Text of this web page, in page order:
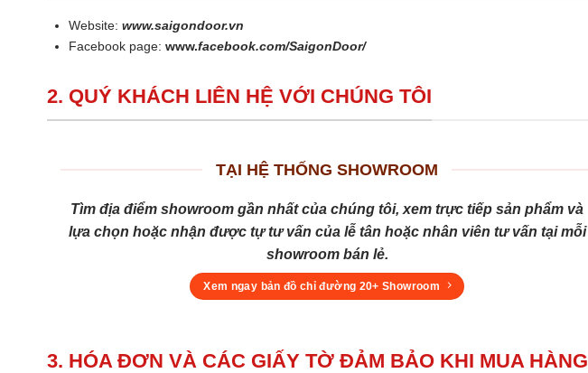
Website:www.saigondoor.vn
Facebook page:www.facebook.com/SaigonDoor/
2. QUÝ KHÁCH LIÊN HỆ VỚI CHÚNG TÔI
TẠI HỆ THỐNG SHOWROOM
Tìm địa điểm showroom gần nhất của chúng tôi, xem trực tiếp sản phẩm và
lựa chọn hoặc nhận được tự tư vấn của lễ tân hoặc nhân viên tư vấn tại mỗi
showroom bán lẻ.
Xem ngay bản đồ chỉ đường 20+ Showroom
3. HÓA ĐƠN VÀ CÁC GIẤY TỜ ĐẢM BẢO KHI MUA HÀNG